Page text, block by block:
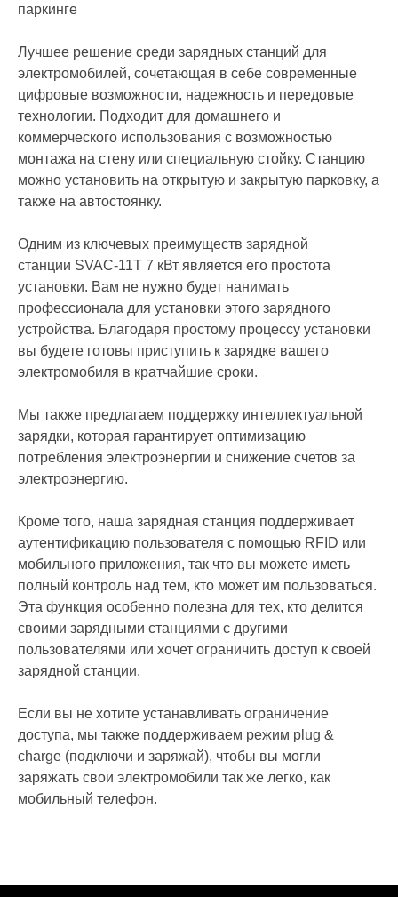
паркинге
Лучшее решение среди зарядных станций для
электромобилей, сочетающая в себе современные
цифровые возможности, надежность и передовые
технологии. Подходит для домашнего и
коммерческого использования с возможностью
монтажа на стену или специальную стойку. Станцию
можно установить на открытую и закрытую парковку, а
также на автостоянку.
Одним из ключевых преимуществ зарядной
станции SVAC-11T 7 кВт является его простота
установки. Вам не нужно будет нанимать
профессионала для установки этого зарядного
устройства. Благодаря простому процессу установки
вы будете готовы приступить к зарядке вашего
электромобиля в кратчайшие сроки.
Мы также предлагаем поддержку интеллектуальной
зарядки, которая гарантирует оптимизацию
потребления электроэнергии и снижение счетов за
электроэнергию.
Кроме того, наша зарядная станция поддерживает
аутентификацию пользователя с помощью RFID или
мобильного приложения, так что вы можете иметь
полный контроль над тем, кто может им пользоваться.
Эта функция особенно полезна для тех, кто делится
своими зарядными станциями с другими
пользователями или хочет ограничить доступ к своей
зарядной станции.
Если вы не хотите устанавливать ограничение
доступа, мы также поддерживаем режим plug &
charge (подключи и заряжай), чтобы вы могли
заряжать свои электромобили так же легко, как
мобильный телефон.